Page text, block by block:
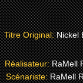
Titre Original:Nickel
Réalisateur:RaMell
Scénariste:RaMell